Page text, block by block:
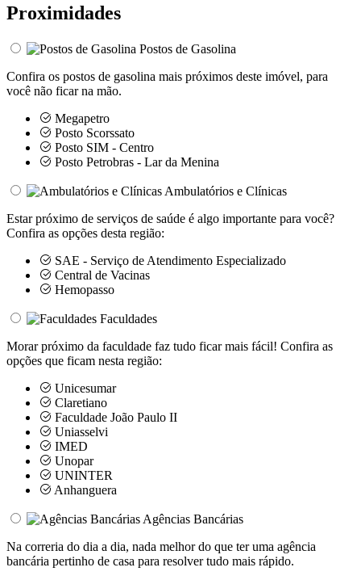
Proximidades
Postos de Gasolina
Confira os postos de gasolina mais próximos deste imóvel, para
você não ficar na mão.
Megapetro
Posto Scorssato
Posto SIM - Centro
Posto Petrobras - Lar da Menina
Ambulatórios e Clínicas
Estar próximo de serviços de saúde é algo importante para você?
Confira as opções desta região:
SAE - Serviço de Atendimento Especializado
Central de Vacinas
Hemopasso
Faculdades
Morar próximo da faculdade faz tudo ficar mais fácil! Confira as
opções que ficam nesta região:
Unicesumar
Claretiano
Faculdade João Paulo II
Uniasselvi
IMED
Unopar
UNINTER
Anhanguera
Agências Bancárias
Na correria do dia a dia, nada melhor do que ter uma agência
bancária pertinho de casa para resolver tudo mais rápido.